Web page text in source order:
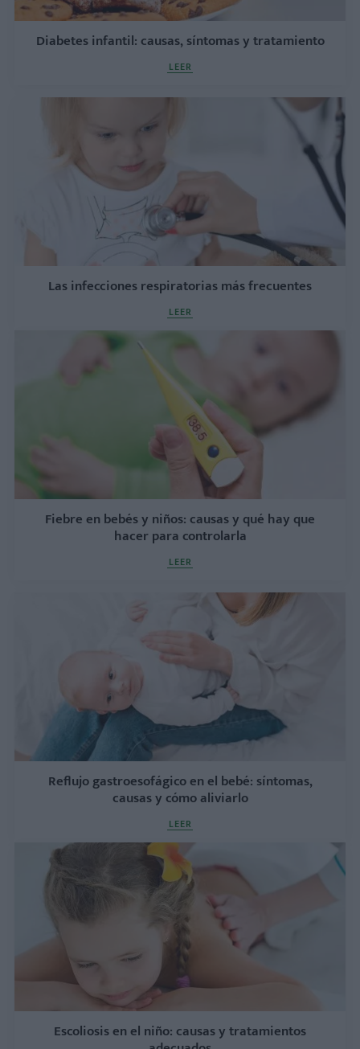
Diabetes infantil: causas, síntomas y tratamiento
LEER
Las infecciones respiratorias más frecuentes
LEER
Fiebre en bebés y niños: causas y qué hay que
hacer para controlarla
LEER
Reflujo gastroesofágico en el bebé: síntomas,
causas y cómo aliviarlo
LEER
Escoliosis en el niño: causas y tratamientos